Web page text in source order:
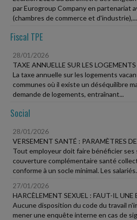
par Eurogroup Company en partenariat
(chambres de commerce et d'industrie),...
Fiscal TPE
28/01/2026
TAXE ANNUELLE SUR LES
La taxe annuelle sur les logements
communes où il existe un déséquilibre
demande de logements, entraînant...
Social
28/01/2026
VERSEMENT SANTÉ : PARAMÈTRES
Tout employeur doit faire bénéficier ses
couverture complémentaire santé
conforme à un socle minimal. Les
27/01/2026
HARCÈLEMENT SEXUEL : FAUT-IL UNE
Aucune disposition du code du travail
mener une enquête interne en cas de